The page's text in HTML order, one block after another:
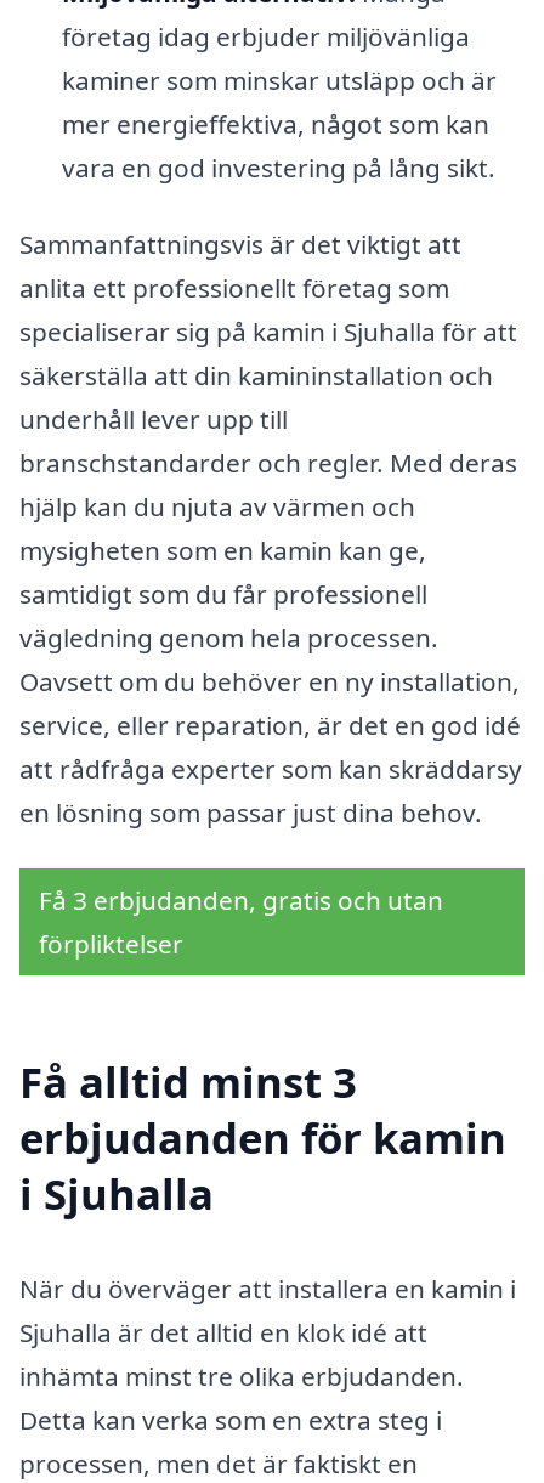
företag idag erbjuder miljövänliga
kaminer som minskar utsläpp och är
mer energieffektiva, något som kan
vara en god investering på lång sikt.
Sammanfattningsvis är det viktigt att
anlita ett professionellt företag som
specialiserar sig på kamin i Sjuhalla för att
säkerställa att din kamininstallation och
underhåll lever upp till
branschstandarder och regler. Med deras
hjälp kan du njuta av värmen och
mysigheten som en kamin kan ge,
samtidigt som du får professionell
vägledning genom hela processen.
Oavsett om du behöver en ny installation,
service, eller reparation, är det en god idé
att rådfråga experter som kan skräddarsy
en lösning som passar just dina behov.
Få 3 erbjudanden, gratis och utan
förpliktelser
Få alltid minst 3
erbjudanden för kamin
i Sjuhalla
När du överväger att installera en kamin i
Sjuhalla är det alltid en klok idé att
inhämta minst tre olika erbjudanden.
Detta kan verka som en extra steg i
processen, men det är faktiskt en